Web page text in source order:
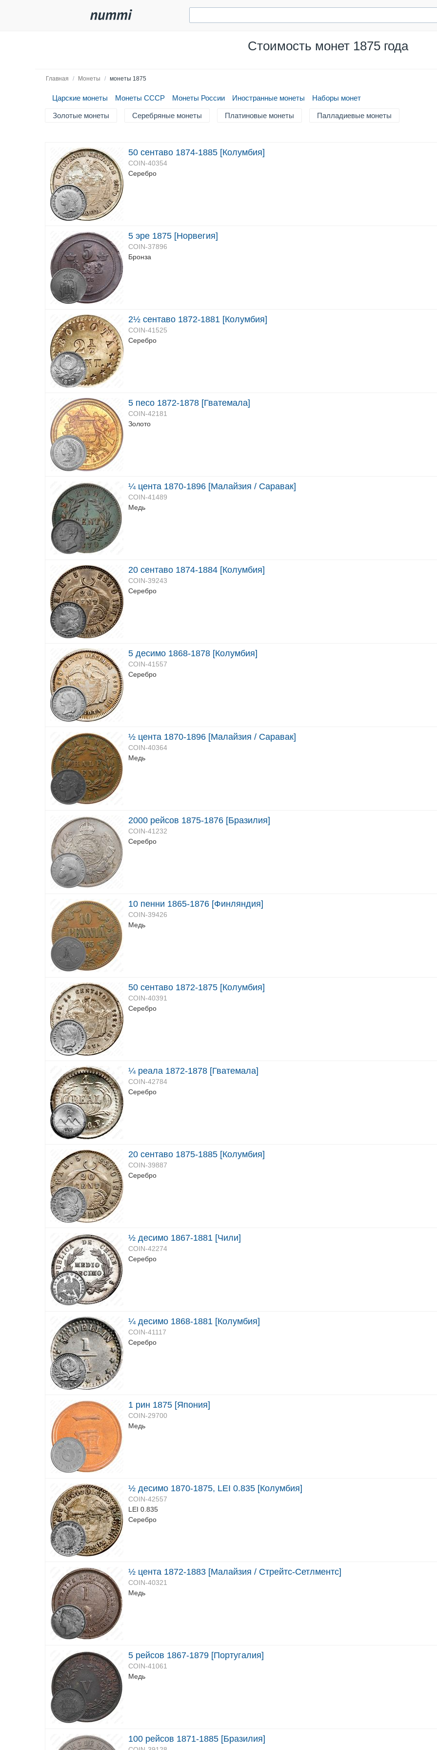
Стоимость монет 1875 года
Главная / Монеты / монеты 1875
Царские монеты Монеты СССР Монеты России Иностранные монеты Наборы монет
Золотые монеты Серебряные монеты Платиновые монеты Палладиевые монеты
50 сентаво 1874-1885 [Колумбия]
COIN-40354
Серебро
5 эре 1875 [Норвегия]
COIN-37896
Бронза
2½ сентаво 1872-1881 [Колумбия]
COIN-41525
Серебро
5 песо 1872-1878 [Гватемала]
COIN-42181
Золото
¼ цента 1870-1896 [Малайзия / Саравак]
COIN-41489
Медь
20 сентаво 1874-1884 [Колумбия]
COIN-39243
Серебро
5 десимо 1868-1878 [Колумбия]
COIN-41557
Серебро
½ цента 1870-1896 [Малайзия / Саравак]
COIN-40364
Медь
2000 рейсов 1875-1876 [Бразилия]
COIN-41232
Серебро
10 пенни 1865-1876 [Финляндия]
COIN-39426
Медь
50 сентаво 1872-1875 [Колумбия]
COIN-40391
Серебро
¼ реала 1872-1878 [Гватемала]
COIN-42784
Серебро
20 сентаво 1875-1885 [Колумбия]
COIN-39887
Серебро
½ десимо 1867-1881 [Чили]
COIN-42274
Серебро
¼ десимо 1868-1881 [Колумбия]
COIN-41117
Серебро
1 рин 1875 [Япония]
COIN-29700
Медь
½ десимо 1870-1875, LEI 0.835 [Колумбия]
COIN-42557
LEI 0.835
Серебро
½ цента 1872-1883 [Малайзия / Стрейтс-Сетлментс]
COIN-40321
Медь
5 рейсов 1867-1879 [Португалия]
COIN-41061
Медь
100 рейсов 1871-1885 [Бразилия]